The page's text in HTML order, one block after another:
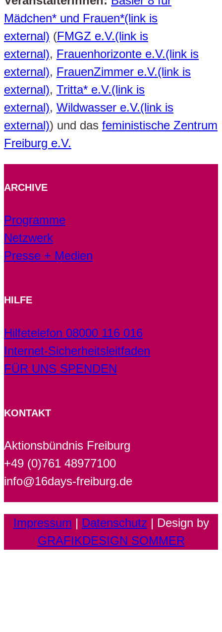
Mädchen* und Frauen*(link is
external) (FMGZ e.V.(link is
external), Frauenhorizonte e.V.(link is
external), FrauenZimmer e.V.(link is
external), Tritta* e.V.(link is
external), Wildwasser e.V.(link is
external)) und das feministische Zentrum
Freiburg e.V.
ARCHIVE
Programme
Netzwerk
Presse + Medien
HILFE
Hilfetelefon 08000 116 016
Internet-Sicherheitsleitfaden
FÜR UNS SPENDEN
KONTAKT
Aktionsbündnis Freiburg
+49 (0)761 48977100
info@16days-freiburg.de
Impressum | Datenschutz | Design by
GRAFIKDESIGN SOMMER